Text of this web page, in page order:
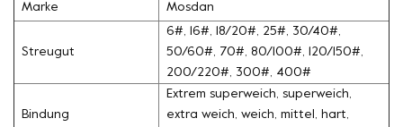
Marke Mosdan
Streugut
6#, 16#, 18/20#, 25#, 30/40#,
50/60#, 70#, 80/100#, 120/150#,
200/220#, 300#, 400#
Bindung
Extrem superweich, superweich,
extra weich, weich, mittel, hart,